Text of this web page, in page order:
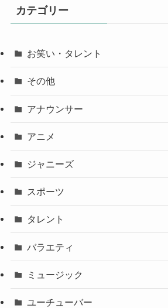
カテゴリー
お笑い・タレント
その他
アナウンサー
アニメ
ジャニーズ
スポーツ
タレント
バラエティ
ミュージック
ユーチューバー